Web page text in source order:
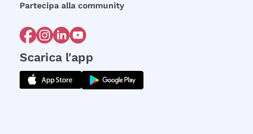
Partecipa alla community
Scarica l'app